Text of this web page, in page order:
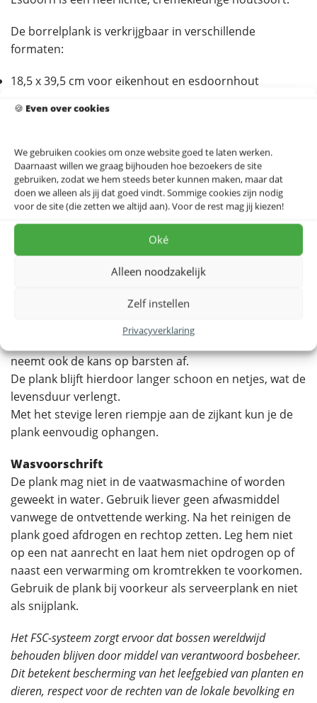
🍪 Even over cookies
We gebruiken cookies om onze website goed te laten werken.
Daarnaast willen we graag bijhouden hoe bezoekers de site
gebruiken, zodat we hem steeds beter kunnen maken, maar dat
doen we alleen als jij dat goed vindt. Sommige cookies zijn nodig
voor de site (die zetten we altijd aan). Voor de rest mag jij kiezen!
Oké
Alleen noodzakelijk
Zelf instellen
Privacyverklaring
De borrelplank is verkrijgbaar in verschillende
formaten:
18,5 x 39,5 cm voor eikenhout en esdoornhout
De plank is glad geschuurd en bedrukt met een wijk,
Hij is tweemaal behandeld met olie en voorzien van een
zwart leren bandje met twee schroeven.
Daarnaast ontvang je onderhoudstips en wordt de
plank verpakt in een mooie doos met beschermende
binnenzijde.
Specificaties
Deze serveerplank is gemaakt van eiken, esdoorn of
witte minerale olie. Regelmatig invetten met olie maakt
de plank beter bestand tegen vetvlekken, vuil en vocht.
neemt ook de kans op barsten af.
De plank blijft hierdoor langer schoon en netjes, wat de
levensduur verlengt.
Met het stevige leren riempje aan de zijkant kun je de
plank eenvoudig ophangen.
Wasvoorschrift
De plank mag niet in de vaatwasmachine of worden
geweekt in water. Gebruik liever geen afwasmiddel
vanwege de ontvettende werking. Na het reinigen de
plank goed afdrogen en rechtop zetten. Leg hem niet
op een nat aanrecht en laat hem niet opdrogen op of
naast een verwarming om kromtrekken te voorkomen.
Gebruik de plank bij voorkeur als serveerplank en niet
als snijplank.
Het FSC-systeem zorgt ervoor dat bossen wereldwijd
behouden blijven door middel van verantwoord bosbeheer.
Dit betekent bescherming van het leefgebied van planten en
dieren, respect voor de rechten van de lokale bevolking en